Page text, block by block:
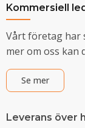
Kommersiell
Vårt företag har
mer om oss kan
Se mer
Leverans över